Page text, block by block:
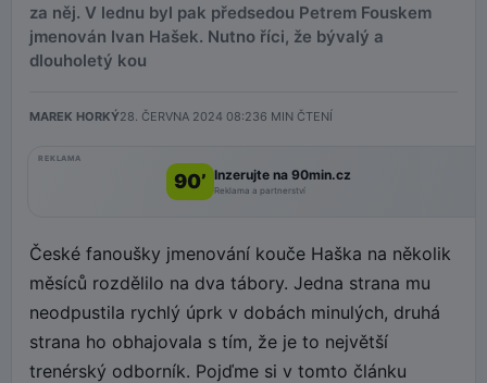
za něj. V lednu byl pak předsedou Petrem Fouskem
jmenován Ivan Hašek. Nutno říci, že bývalý a
dlouholetý kou
MAREK HORKÝ28. ČERVNA 2024 08:236 MIN ČTENÍ
REKLAMA
90’ Inzerujte na 90min.cz
Reklama a partnerství
České fanoušky jmenování kouče Haška na několik
měsíců rozdělilo na dva tábory. Jedna strana mu
neodpustila rychlý úprk v dobách minulých, druhá
strana ho obhajovala s tím, že je to největší
trenérský odborník. Pojďme si v tomto článku